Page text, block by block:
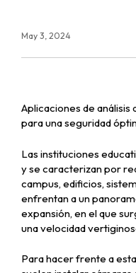
May 3, 2024
Aplicaciones de
para una seguridad
Las instituciones
y se caracterizan por
campus, edificios,
enfrentan a un
expansión, en el que
una velocidad
Para hacer frente a